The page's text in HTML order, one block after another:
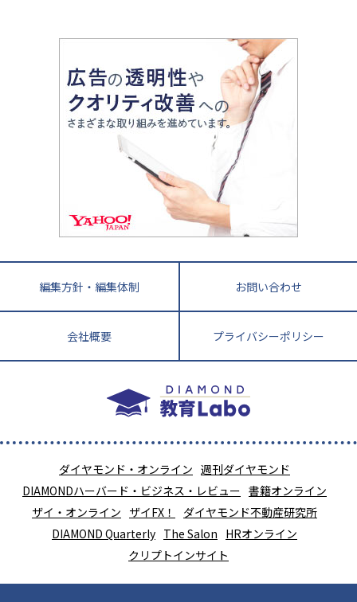
大阪府
兵庫県 京都府 奈良県
和歌山県
鳥取県
島根県 岡山県 広島県
香川県
高知県
長崎県 熊本県
鹿児島県 沖縄県
教育全般
大学受験塾の選び方
中学受験に熱心な市区町村ランキング
小学校受験
家庭教師
運動と遊びを考える
情報Ⅰ、数学が苦手な人注目！最短距離の学力
アップ法
悩み多き「大学受験」相談室
英語・英会話・英検対策
小学校教師が解説！中学受験のリアル
教育ジャーナリストが徹底解説！ 大学受験の羅
大学入試改革
ママテクエグザム
進化する中高一貫校・高校
編集方針・編集体制 お問い合わせ
会社概要 プライバシーポリシー
ダイヤモンド・オンライン 週刊ダイヤモンド
DIAMONDハーバード・ビジネス・レビュー 書籍オンライン
ザイ・オンライン ザイFX！
ダイヤモンド不動産研究所
DIAMOND Quarterly The Salon HRオンライン
クリプトインサイト